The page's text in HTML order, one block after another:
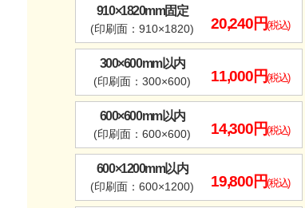
910×1820mm固定
(印刷面：910×1820) 20,240円(税込)
300×600mm以内
(印刷面：300×600) 11,000円(税込)
600×600mm以内
(印刷面：600×600) 14,300円(税込)
600×1200mm以内
(印刷面：600×1200) 19,800円(税込)